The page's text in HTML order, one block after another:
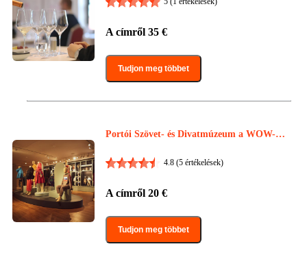
A címről 35 €
Tudjon meg többet
Portói Szövet- és Divatmúzeum a WOW-ba
4.8 (5 értékelések)
A címről 20 €
Tudjon meg többet